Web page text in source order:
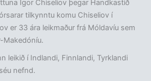
Igor Chiseliov þegar Handkastið
tilkynntu komu Chiseliov í
er 33 ára leikmaður frá Móldavíu sem
Makedóníu.
leikið í Indlandi, Finnlandi, Tyrklandi
nefnd.